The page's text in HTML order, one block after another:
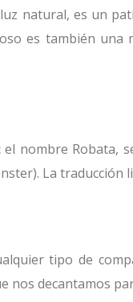
natural, es un
es también una
el nombre Robata,
La traducción
tipo de
nos decantamos